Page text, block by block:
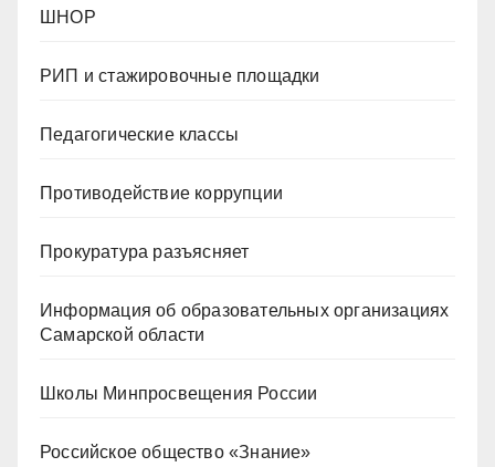
ШНОР
РИП и стажировочные площадки
Педагогические классы
Противодействие коррупции
Прокуратура разъясняет
Информация об образовательных организациях
Самарской области
Школы Минпросвещения России
Российское общество «Знание»